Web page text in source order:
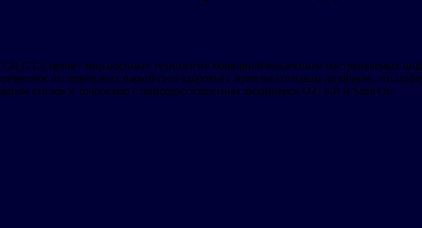
GT 6 меняет мир носимых технологий обширной коллекцией настраиваемых
отслеживания параметров здоровья с привлекательным дизайном, эти
стилем и точностью с помощью известных дизайнеров OZ, S.P. и Saint On.